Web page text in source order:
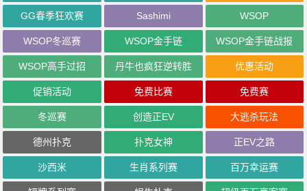
GG春季狂欢赛 Sashimi WSOP
WSOP冬巡赛 WSOP金手链 WSOP金手链战报
WSOP高手过招 丹牛也疯狂逆转胜 优惠活动
促销活动 免费比赛 免费赛
冬巡赛 创造正EV 大逃杀玩法
德州扑克 扑克女神 正EV之路
沙西米 生肖系列赛 百万幸运赛